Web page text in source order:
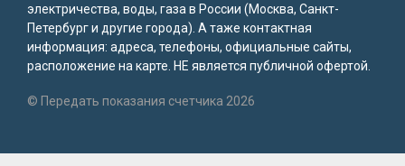
электричества, воды, газа в России (Москва, Санкт-
Петербург и другие города). А таже контактная
информация: адреса, телефоны, официальные сайты,
расположение на карте. НЕ является публичной офертой.
© Передать показания счетчика 2026